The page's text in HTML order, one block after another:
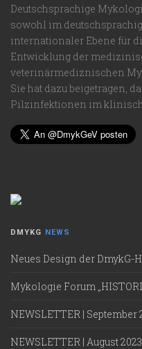
Deutschsprachige
sowohl im
internationaler Ebene für
Entwicklung der
veterinärmediznischen
Sie hat dazu beigetragen,
Pilzinfektionen im
DMYKG NEWS
Neues Design der DmykG-
Mykologie Forum
NEWSLETTER | September
NEWSLETTER | August